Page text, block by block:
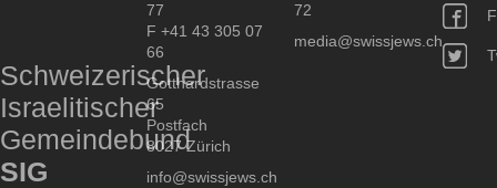
Schweizerischer
Israelitischer
Gemeindebund
SIG
77
F +41 43 305 07
66
Gotthardstrasse
65
Postfach
8027 Zürich
info@swissjews.ch
72
media@swissjews.ch